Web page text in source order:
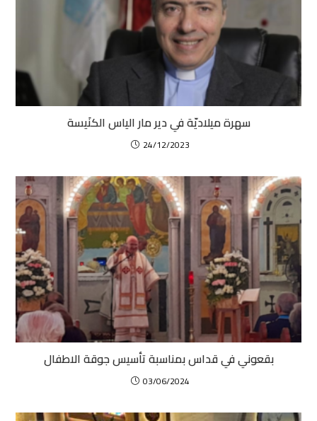
سهرة ميلاديّة في دير مار الياس الكنَيسة
24/12/2023
بقعوني في قداس بمناسبة تأسيس جوقة الاطفال
03/06/2024